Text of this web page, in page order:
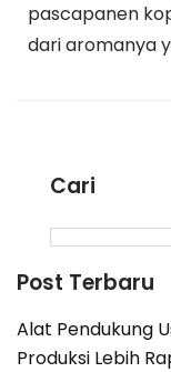
pascapanen
dari aromanya
Cari
Post Terbaru
Alat Pendukung
Produksi Lebih